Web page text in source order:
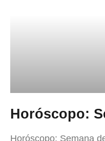
Horóscopo:
Horóscopo: Semana